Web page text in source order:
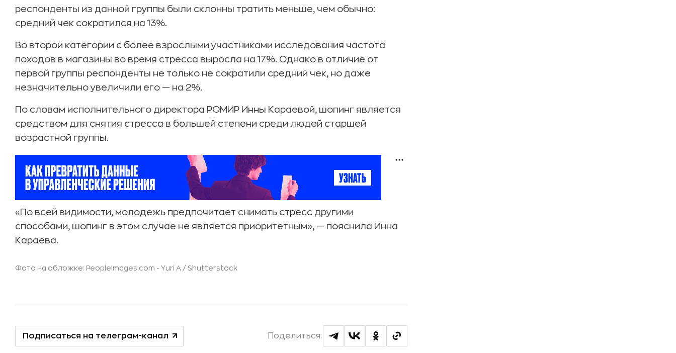
респонденты из данной группы были склонны тратить меньше, чем обычно:
средний чек сократился на 13%.
Во второй категории с более взрослыми участниками исследования частота
походов в магазины во время стресса выросла на 17%. Однако в отличие от
первой группы респонденты не только не сократили средний чек, но даже
незначительно увеличили его — на 2%.
По словам исполнительного директора РОМИР Инны Караевой, шопинг является
средством для снятия стресса в большей степени среди людей старшей
возрастной группы.
«По всей видимости, молодежь предпочитает снимать стресс другими
способами, шопинг в этом случае не является приоритетным», — пояснила Инна
Караева.
Фото на обложке: PeopleImages.com - Yuri A / Shutterstock
Подписаться на телеграм-канал Поделиться: